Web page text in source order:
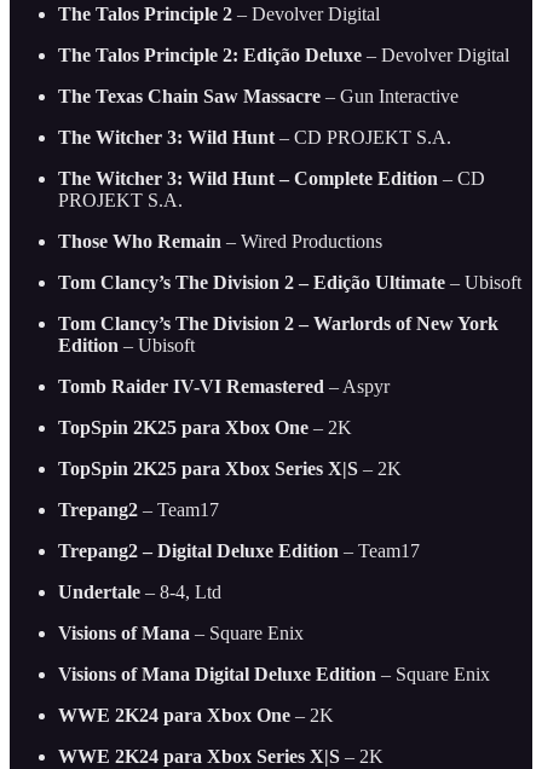
The Talos Principle 2 – Devolver Digital
The Talos Principle 2: Edição Deluxe – Devolver Digital
The Texas Chain Saw Massacre – Gun Interactive
The Witcher 3: Wild Hunt – CD PROJEKT S.A.
The Witcher 3: Wild Hunt – Complete Edition – CD
PROJEKT S.A.
Those Who Remain – Wired Productions
Tom Clancy’s The Division 2 – Edição Ultimate – Ubisoft
Tom Clancy’s The Division 2 – Warlords of New York
Edition – Ubisoft
Tomb Raider IV-VI Remastered – Aspyr
TopSpin 2K25 para Xbox One – 2K
TopSpin 2K25 para Xbox Series X|S – 2K
Trepang2 – Team17
Trepang2 – Digital Deluxe Edition – Team17
Undertale – 8-4, Ltd
Visions of Mana – Square Enix
Visions of Mana Digital Deluxe Edition – Square Enix
WWE 2K24 para Xbox One – 2K
WWE 2K24 para Xbox Series X|S – 2K